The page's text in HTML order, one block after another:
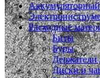
Расходные
Биты
Буры
Держатели
Диски и